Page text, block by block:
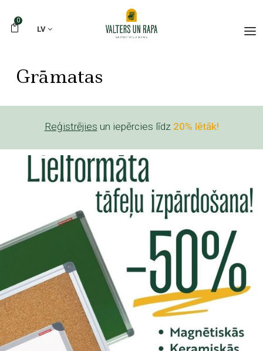
0
LV
Grāmatas
Reģistrējies un iepērcies līdz 20% lētāk!